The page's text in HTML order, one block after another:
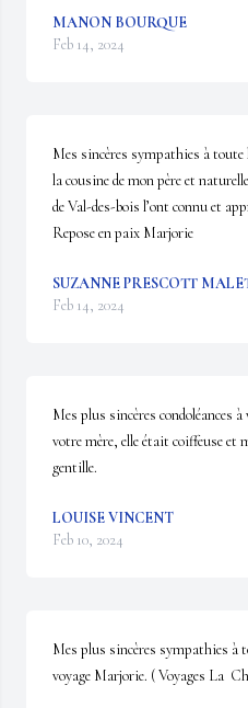
MANON BOURQUE
Feb 14, 2024
Mes sincères sympathies à
la cousine de mon père et
de Val-des-bois l’ont connu et
Repose en paix Marjorie
SUZANNE PRESCOTT
Feb 14, 2024
Mes plus sincères condoléances
votre mère, elle était coiffeuse et
gentille.
LOUISE VINCENT
Feb 10, 2024
Mes plus sincères sympathies à
voyage Marjorie. ( Voyages La